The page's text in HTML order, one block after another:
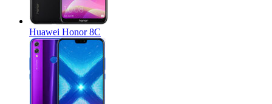
Huawei Honor 8C